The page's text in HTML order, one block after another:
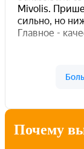
Почему